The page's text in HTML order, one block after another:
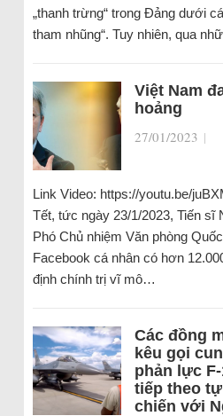
„thanh trừng“ trong Đảng dưới
tham nhũng“. Tuy nhiên, qua
Việt Nam
hoảng
27/01/2023 |
Link Video: https://youtu.be/
Tết, tức ngày 23/1/2023, Tiến sĩ
Phó Chủ nhiệm Văn phòng
Facebook cá nhân có hơn
định chính trị vĩ mô…
Các đồng
kêu gọi
phản lực
tiếp theo
chiến với